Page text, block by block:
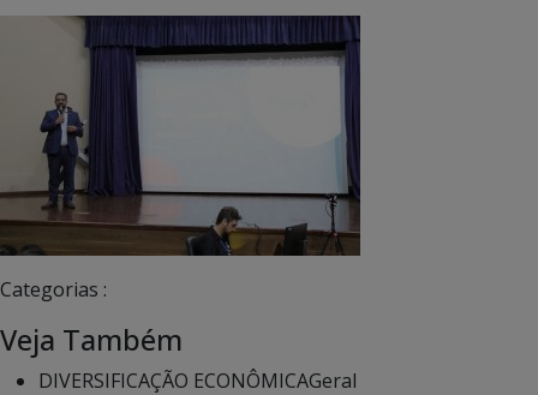
Categorias :
Veja Também
DIVERSIFICAÇÃO ECONÔMICAGeral